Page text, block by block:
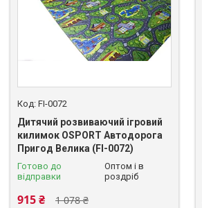
FI-0072
Дитячий розвиваючий ігровий
килимок OSPORT Автодорога
Пригод Велика (FI-0072)
Готово до
відправки
Оптом і в
роздріб
1 078 ₴
915 ₴